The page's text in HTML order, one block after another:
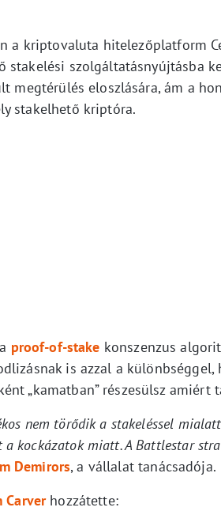
a kriptovaluta hitelezőplatform
stakelési szolgáltatásnyújtásba
megtérülés eloszlására, ám a
stakelhető kriptóra.
proof-of-stake konszenzus
is azzal a különbséggel,
„kamatban” részesülsz amiért
nem törődik a stakeléssel
a kockázatok miatt. A Battlestar
Demirors, a vállalat tanácsadója.
Carverhozzátette: